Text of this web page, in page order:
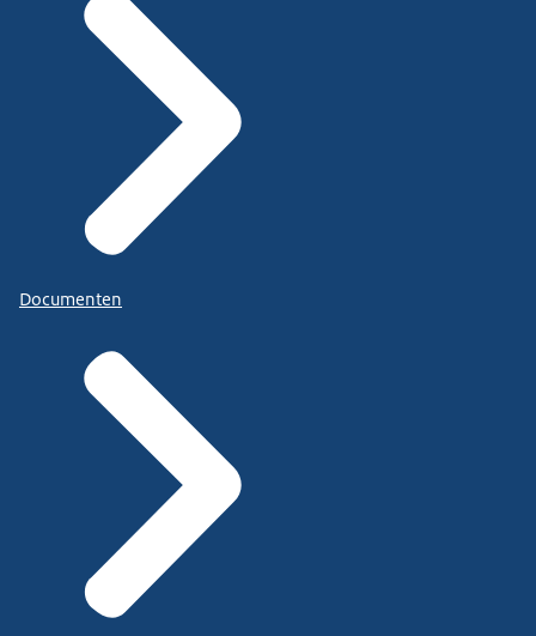
Documenten